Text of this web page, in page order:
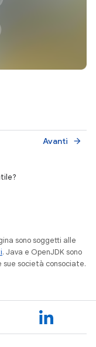
Avanti arrow_forward
sono soggetti alle
. Java e OpenJDK sono
società consociate.